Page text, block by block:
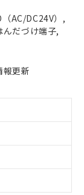
AC/DC24V）,
だづけ端子,
更新